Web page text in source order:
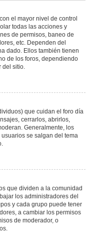
el mayor nivel de control
todas las acciones y
de permisos, baneo de
etc. Dependen del
dado. Ellos también tienen
de los foros, dependiendo
del sitio.
que cuidan el foro día
cerrarlos, abrirlos,
Generalmente, los
se salgan del tema
que dividen a la comunidad
los administradores del
y cada grupo puede tener
a cambiar los permisos
de moderador, o